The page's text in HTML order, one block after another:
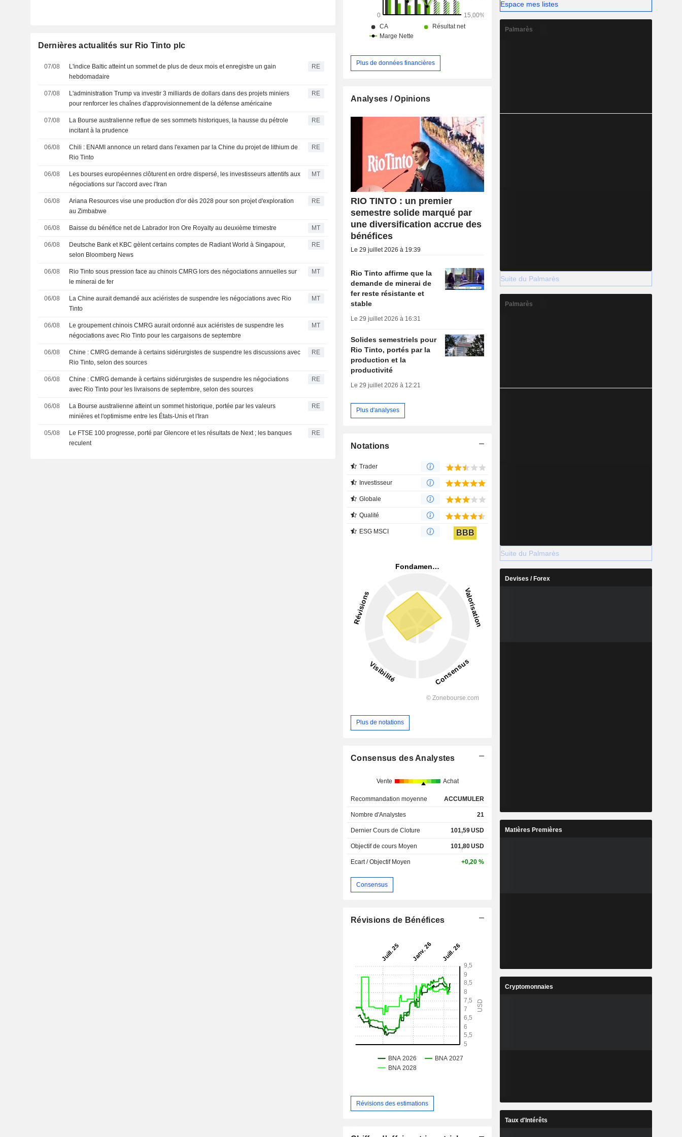
Dernières actualités sur Rio Tinto plc
07/08
L'indice Baltic atteint un sommet de plus de deux mois et enregistre un gain
hebdomadaire
RE
07/08
L'administration Trump va investir 3 milliards de dollars dans des projets miniers
pour renforcer les chaînes d'approvisionnement de la défense américaine
RE
07/08
La Bourse australienne reflue de ses sommets historiques, la hausse du pétrole
incitant à la prudence
RE
06/08
Chili : ENAMI annonce un retard dans l'examen par la Chine du projet de lithium de
Rio Tinto
RE
06/08
Les bourses européennes clôturent en ordre dispersé, les investisseurs attentifs aux
négociations sur l'accord avec l'Iran
MT
06/08
Ariana Resources vise une production d'or dès 2028 pour son projet d'exploration
au Zimbabwe
RE
06/08 Baisse du bénéfice net de Labrador Iron Ore Royalty au deuxième trimestre MT
06/08
Deutsche Bank et KBC gèlent certains comptes de Radiant World à Singapour,
selon Bloomberg News
RE
06/08
Rio Tinto sous pression face au chinois CMRG lors des négociations annuelles sur
le minerai de fer
MT
06/08
La Chine aurait demandé aux aciéristes de suspendre les négociations avec Rio
Tinto
MT
06/08
Le groupement chinois CMRG aurait ordonné aux aciéristes de suspendre les
négociations avec Rio Tinto pour les cargaisons de septembre
MT
06/08
Chine : CMRG demande à certains sidérurgistes de suspendre les discussions avec
Rio Tinto, selon des sources
RE
06/08
Chine : CMRG demande à certains sidérurgistes de suspendre les négociations
avec Rio Tinto pour les livraisons de septembre, selon des sources
RE
06/08
La Bourse australienne atteint un sommet historique, portée par les valeurs
minières et l'optimisme entre les États-Unis et l'Iran
RE
05/08
Le FTSE 100 progresse, porté par Glencore et les résultats de Next ; les banques
reculent
RE
Plus de données financières
Analyses / Opinions
RIO TINTO : un premier
semestre solide marqué par
une diversification accrue des
bénéfices
Le 29 juillet 2026 à 19:39
Rio Tinto affirme que la
demande de minerai de
fer reste résistante et
stable
Le 29 juillet 2026 à 16:31
Solides semestriels pour
Rio Tinto, portés par la
production et la
productivité
Le 29 juillet 2026 à 12:21
Plus d'analyses
Notations
Trader
Investisseur
Globale
Qualité
ESG MSCI BBB
Plus de notations
Consensus des Analystes
Vente Achat
Recommandation moyenne ACCUMULER
Nombre d'Analystes 21
Dernier Cours de Cloture 101,59USD
Objectif de cours Moyen 101,80USD
Ecart / Objectif Moyen +0,20 %
Consensus
Révisions de Bénéfices
Révisions des estimations
Espace mes listes
Palmarès
Suite du Palmarès
Palmarès
Suite du Palmarès
Devises / Forex
Matières Premières
Cryptomonnaies
Taux d'Intérêts